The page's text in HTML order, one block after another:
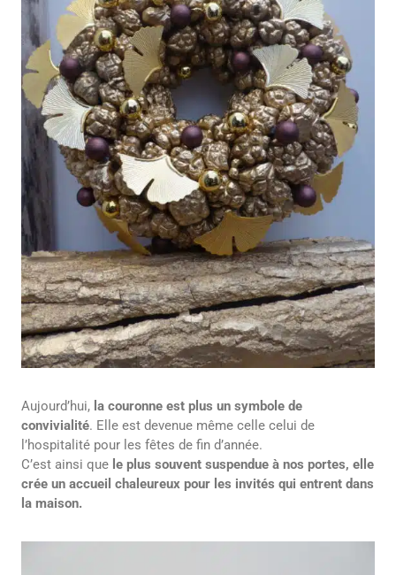
Aujourd’hui, la couronne est plus un symbole de
convivialité. Elle est devenue même celle celui de
l’hospitalité pour les fêtes de fin d’année.
C’est ainsi que le plus souvent suspendue à nos portes, elle
crée un accueil chaleureux pour les invités qui entrent dans
la maison.